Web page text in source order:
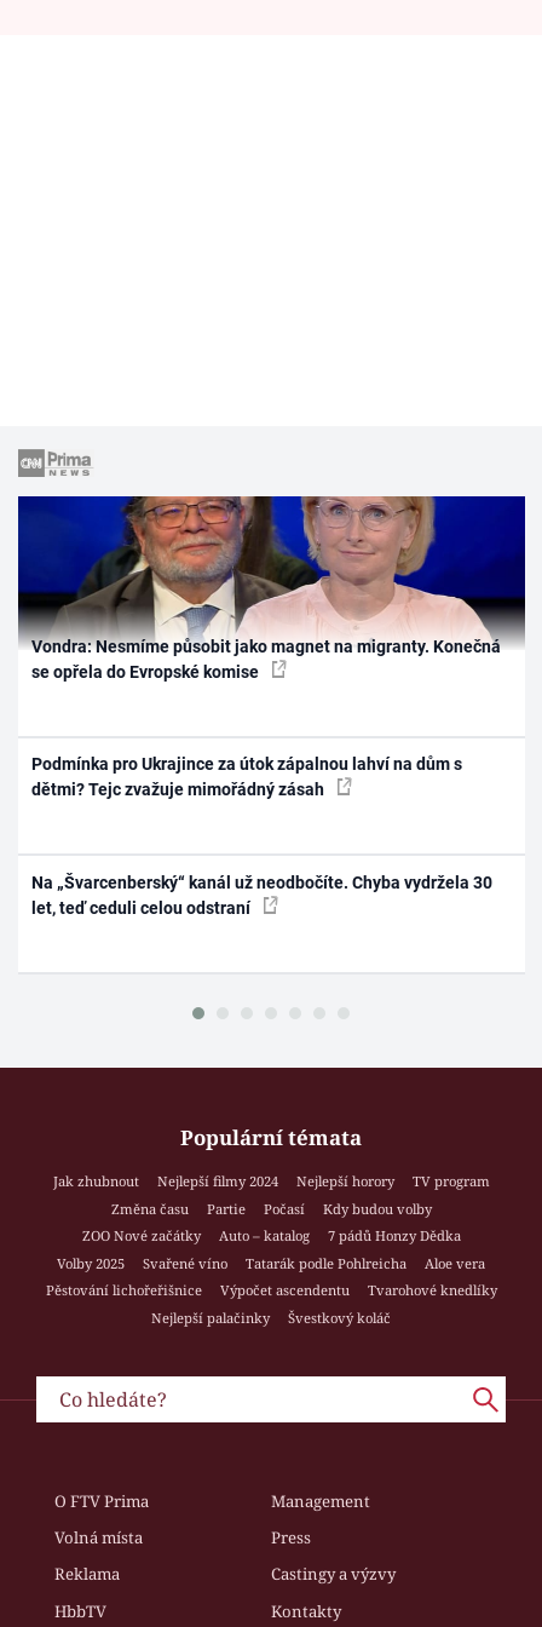
Vondra: Nesmíme působit jako magnet na migranty. Konečná
se opřela do Evropské komise
Podmínka pro Ukrajince za útok zápalnou lahví na dům s
dětmi? Tejc zvažuje mimořádný zásah
Na „Švarcenberský“ kanál už neodbočíte. Chyba vydržela 30
let, teď ceduli celou odstraní
Populární témata
Jak zhubnout Nejlepší filmy 2024 Nejlepší horory
TV program
Změna času
Partie Počasí
Kdy budou volby
ZOO Nové začátky
Auto – katalog
7 pádů Honzy Dědka
Volby 2025
Svařené víno Tatarák podle Pohlreicha
Aloe vera
Pěstování lichořeřišnice
Výpočet ascendentu
Tvarohové knedlíky
Nejlepší palačinky
Švestkový koláč
O FTV Prima
Management
Volná místa
Press
Reklama
Castingy a výzvy
HbbTV
Kontakty